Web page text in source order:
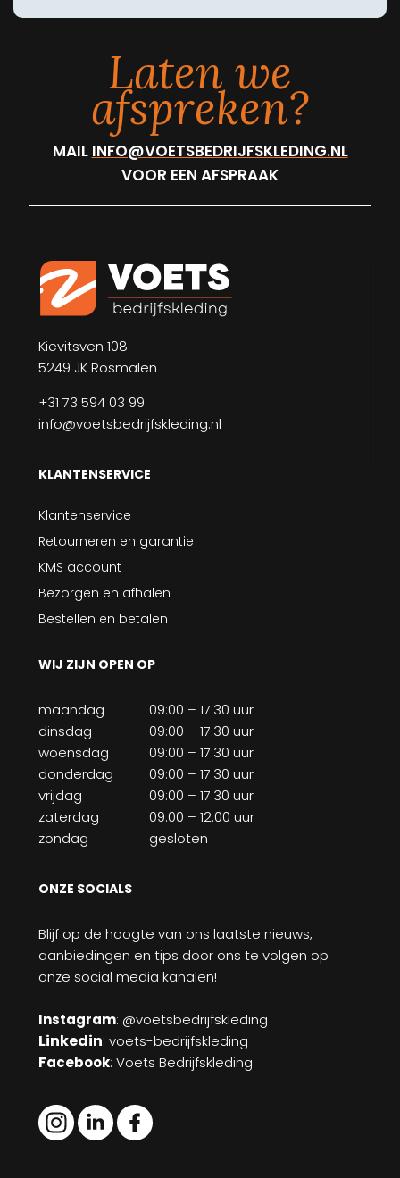
Laten we
afspreken?
MAIL INFO@VOETSBEDRIJFSKLEDING.NL
VOOR EEN AFSPRAAK
Kievitsven 108
5249 JK Rosmalen
+31 73 594 03 99
info@voetsbedrijfskleding.nl
KLANTENSERVICE
Klantenservice
Retourneren en garantie
KMS account
Bezorgen en afhalen
Bestellen en betalen
WIJ ZIJN OPEN OP
maandag
09:00 – 17:30 uur
dinsdag
09:00 – 17:30 uur
woensdag
09:00 – 17:30 uur
donderdag
09:00 – 17:30 uur
vrijdag
09:00 – 17:30 uur
zaterdag
09:00 – 12:00 uur
zondag
gesloten
ONZE SOCIALS
Blijf op de hoogte van ons laatste nieuws,
aanbiedingen en tips door ons te volgen op
onze social media kanalen!
Instagram: @voetsbedrijfskleding
Linkedin: voets-bedrijfskleding
Facebook: Voets Bedrijfskleding